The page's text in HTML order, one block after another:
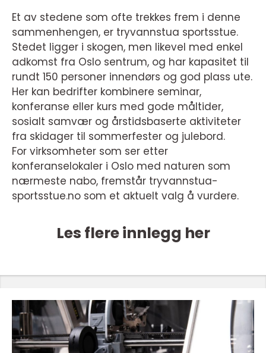
Et av stedene som ofte trekkes frem i denne
sammenhengen, er tryvannstua sportsstue.
Stedet ligger i skogen, men likevel med enkel
adkomst fra Oslo sentrum, og har kapasitet til
rundt 150 personer innendørs og god plass ute.
Her kan bedrifter kombinere seminar,
konferanse eller kurs med gode måltider,
sosialt samvær og årstidsbaserte aktiviteter
fra skidager til sommerfester og julebord.
For virksomheter som ser etter
konferanselokaler i Oslo med naturen som
nærmeste nabo, fremstår tryvannstua-
sportsstue.no som et aktuelt valg å vurdere.
Les flere innlegg her